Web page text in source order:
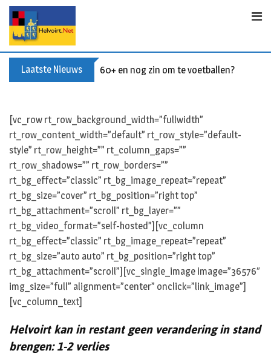
Skip
content
Laatste Nieuws 60+ en nog zin om te voetballen? Kom
[vc_row rt_row_background_width=”fullwidth”
rt_row_content_width=”default” rt_row_style=”default-
style” rt_row_height=”” rt_column_gaps=””
rt_row_shadows=”” rt_row_borders=””
rt_bg_effect=”classic” rt_bg_image_repeat=”repeat”
rt_bg_size=”cover” rt_bg_position=”right top”
rt_bg_attachment=”scroll” rt_bg_layer=””
rt_bg_video_format=”self-hosted”][vc_column
rt_bg_effect=”classic” rt_bg_image_repeat=”repeat”
rt_bg_size=”auto auto” rt_bg_position=”right top”
rt_bg_attachment=”scroll”][vc_single_image image=”36576″
img_size=”full” alignment=”center” onclick=”link_image”]
[vc_column_text]
Helvoirt kan in restant geen verandering in stand
brengen: 1-2 verlies